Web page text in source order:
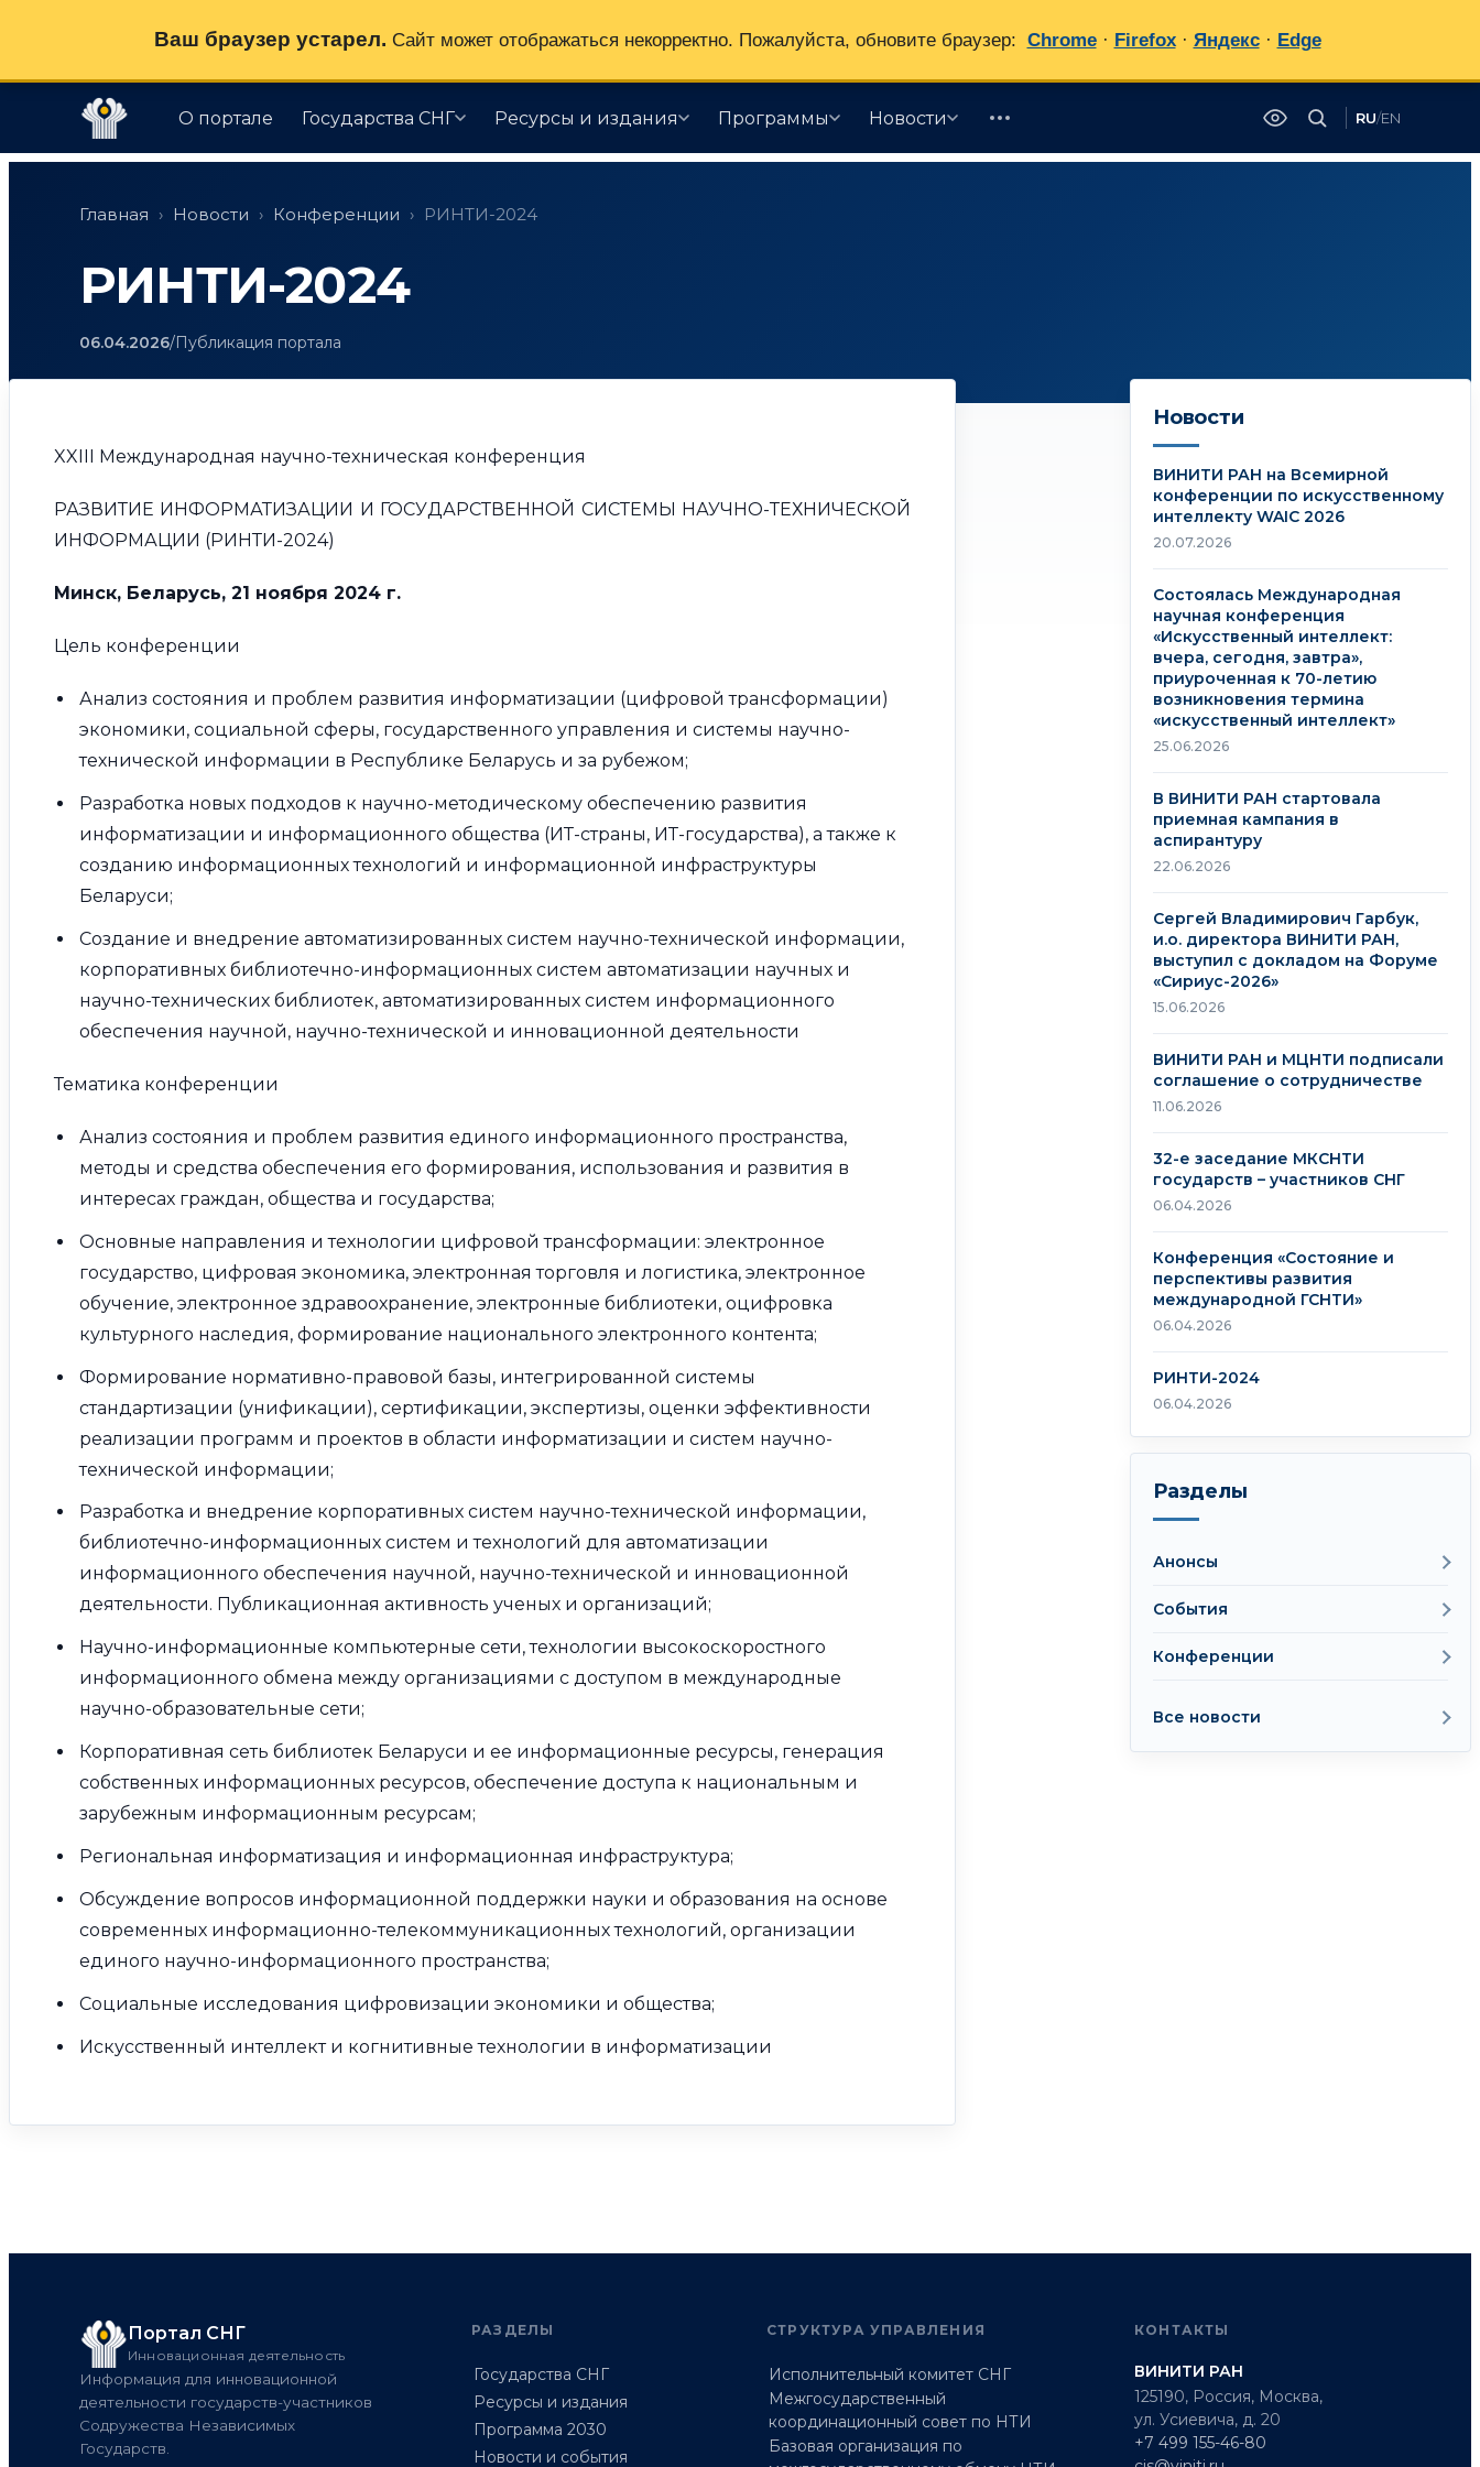
О портале Государства СНГ Ресурсы и издания Программы Новости RU/EN
Главная › Новости › Конференции › РИНТИ-2024
РИНТИ-2024
06.04.2026/Публикация портала
XXIII Международная научно-техническая конференция
РАЗВИТИЕ ИНФОРМАТИЗАЦИИ И ГОСУДАРСТВЕННОЙ СИСТЕМЫ НАУЧНО-ТЕХНИЧЕСКОЙ
ИНФОРМАЦИИ (РИНТИ-2024)
Минск, Беларусь, 21 ноября 2024 г.
Цель конференции
Анализ состояния и проблем развития информатизации (цифровой трансформации)
экономики, социальной сферы, государственного управления и системы научно-
технической информации в Республике Беларусь и за рубежом;
Разработка новых подходов к научно-методическому обеспечению развития
информатизации и информационного общества (ИТ-страны, ИТ-государства), а также к
созданию информационных технологий и информационной инфраструктуры
Беларуси;
Создание и внедрение автоматизированных систем научно-технической информации,
корпоративных библиотечно-информационных систем автоматизации научных и
научно-технических библиотек, автоматизированных систем информационного
обеспечения научной, научно-технической и инновационной деятельности
Тематика конференции
Анализ состояния и проблем развития единого информационного пространства,
методы и средства обеспечения его формирования, использования и развития в
интересах граждан, общества и государства;
Основные направления и технологии цифровой трансформации: электронное
государство, цифровая экономика, электронная торговля и логистика, электронное
обучение, электронное здравоохранение, электронные библиотеки, оцифровка
культурного наследия, формирование национального электронного контента;
Формирование нормативно-правовой базы, интегрированной системы
стандартизации (унификации), сертификации, экспертизы, оценки эффективности
реализации программ и проектов в области информатизации и систем научно-
технической информации;
Разработка и внедрение корпоративных систем научно-технической информации,
библиотечно-информационных систем и технологий для автоматизации
информационного обеспечения научной, научно-технической и инновационной
деятельности. Публикационная активность ученых и организаций;
Научно-информационные компьютерные сети, технологии высокоскоростного
информационного обмена между организациями с доступом в международные
научно-образовательные сети;
Корпоративная сеть библиотек Беларуси и ее информационные ресурсы, генерация
собственных информационных ресурсов, обеспечение доступа к национальным и
зарубежным информационным ресурсам;
Региональная информатизация и информационная инфраструктура;
Обсуждение вопросов информационной поддержки науки и образования на основе
современных информационно-телекоммуникационных технологий, организации
единого научно-информационного пространства;
Социальные исследования цифровизации экономики и общества;
Искусственный интеллект и когнитивные технологии в информатизации
Новости
ВИНИТИ РАН на Всемирной
конференции по искусственному
интеллекту WAIC 2026
20.07.2026
Состоялась Международная
научная конференция
«Искусственный интеллект:
вчера, сегодня, завтра»,
приуроченная к 70-летию
возникновения термина
«искусственный интеллект»
25.06.2026
В ВИНИТИ РАН стартовала
приемная кампания в
аспирантуру
22.06.2026
Сергей Владимирович Гарбук,
и.о. директора ВИНИТИ РАН,
выступил с докладом на Форуме
«Сириус-2026»
15.06.2026
ВИНИТИ РАН и МЦНТИ подписали
соглашение о сотрудничестве
11.06.2026
32-е заседание МКСНТИ
государств – участников СНГ
06.04.2026
Конференция «Состояние и
перспективы развития
международной ГСНТИ»
06.04.2026
РИНТИ-2024
06.04.2026
Разделы
Анонсы
События
Конференции
Все новости
Портал СНГ
Инновационная деятельность
Информация для инновационной
деятельности государств-участников
Содружества Независимых
Государств.
РАЗДЕЛЫ
Государства СНГ
Ресурсы и издания
Программа 2030
Новости и события
СТРУКТУРА УПРАВЛЕНИЯ
Исполнительный комитет СНГ
Межгосударственный
координационный совет по НТИ
Базовая организация по
КОНТАКТЫ
ВИНИТИ РАН
125190, Россия, Москва,
ул. Усиевича, д. 20
+7 499 155-46-80
Ваш браузер устарел. Сайт может отображаться некорректно. Пожалуйста, обновите браузер: Chrome · Firefox · Яндекс · Edge